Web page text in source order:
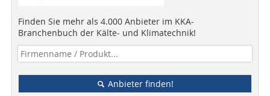
Finden Sie mehr als 4.000 Anbieter im KKA-
Branchenbuch der Kälte- und Klimatechnik!
Anbieter finden!